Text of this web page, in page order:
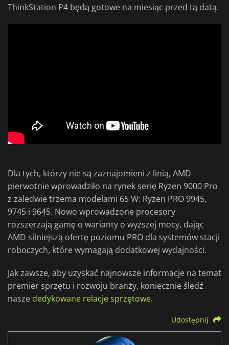
ThinkStation P4 będą gotowe na miesiąc przed tą datą.
Dla tych, którzy nie są zaznajomieni z linią, AMD
pierwotnie wprowadziło na rynek serię Ryzen 9000 Pro
z zaledwie trzema modelami 65 W: Ryzen PRO 9945,
9745 i 9645. Nowo wprowadzone procesory
rozszerzają gamę o warianty o wyższej mocy, dając
AMD silniejszą ofertę poziomu PRO dla systemów stacji
roboczych, które wymagają dodatkowej wydajności.
Jak zawsze, aby uzyskać najnowsze informacje na temat
premier sprzętu i rozwoju branży, koniecznie śledź
nasze dedykowane relacje sprzętowe.
Udostępnij